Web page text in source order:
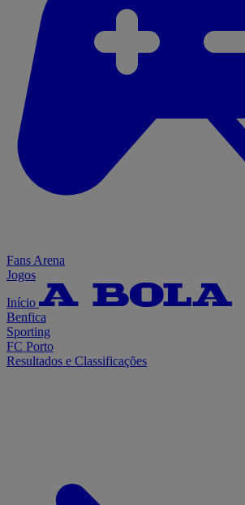
Fans Arena
Jogos
Início
Benfica
Sporting
FC Porto
Resultados e Classificações